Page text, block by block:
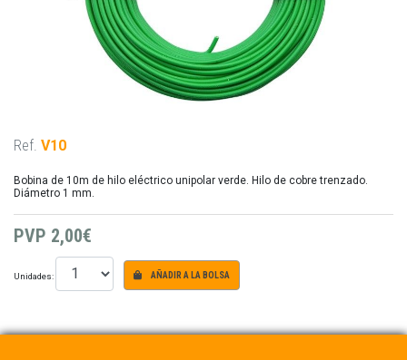
Ref. V10
Bobina de 10m de hilo eléctrico unipolar verde. Hilo de cobre trenzado.
Diámetro 1 mm.
PVP 2,00€
Unidades: AÑADIR A LA BOLSA